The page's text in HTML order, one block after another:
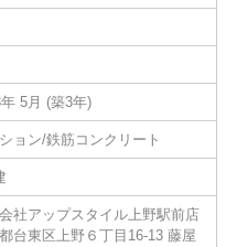
5月 (築3年)
ョン/鉄筋コンクリート
社アップスタイル上野駅前店
台東区上野６丁目16-13 藤屋